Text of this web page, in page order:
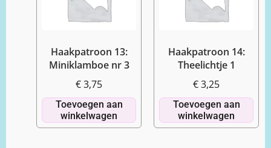
Haakpatroon 13:
Miniklamboe nr 3
€3,75
Toevoegen aan
winkelwagen
Haakpatroon 14:
Theelichtje 1
€3,25
Toevoegen aan
winkelwagen